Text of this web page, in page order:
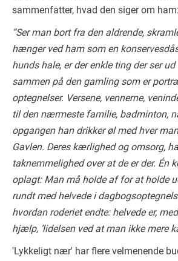
sammenfatter, hvad den siger om ham:
“Ser man bort fra den aldrende,
hænger ved ham som en
hunds hale, er der enkle ting der ser
sammen på den gamling som er
optegnelser. Versene, vennerne,
til den nærmeste familie, badminton,
opgangen han drikker øl med hver
Gavlen. Deres kærlighed og omsorg,
taknemmelighed over at de er der. Én
oplagt: Man må holde af for at holde
rundt med helvede i
hvordan roderiet endte: helvede er,
hjælp, ’lidelsen ved at man ikke mere
'Lykkeligt nær' har flere velmenende